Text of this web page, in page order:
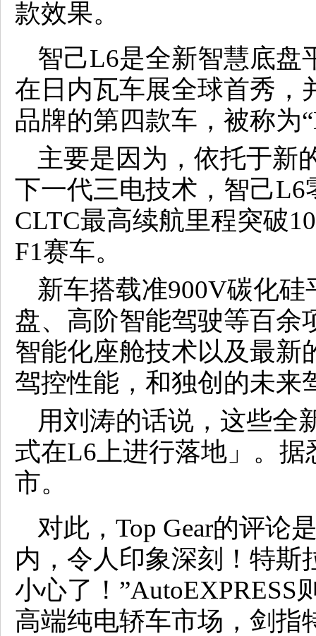
款效果。
智己L6是全新智慧底盘
在日内瓦车展全球首秀，
品牌的第四款车，被称为
主要是因为，依托于新
下一代三电技术，智己
CLTC最高续航里程突破
F1赛车。
新车搭载准900V碳化
盘、高阶智能驾驶等百余
智能化座舱技术以及最新
驾控性能，和独创的未来
用刘涛的话说，这些全
式在L6上进行落地」。
市。
对此，Top Gear的评论
内，令人印象深刻！特斯
小心了！”AutoEXPRESS
高端纯电轿车市场，剑指